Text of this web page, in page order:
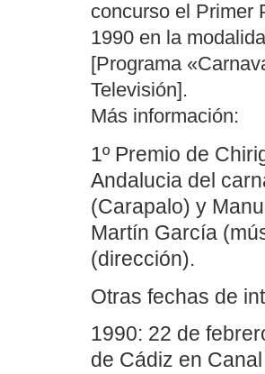
concurso el Primer
1990 en la
[Programa
Televisión].
Más información:
1º Premio de
Andalucia del
(Carapalo) y
Martín García
(dirección).
Otras fechas de
1990: 22 de
de Cádiz en